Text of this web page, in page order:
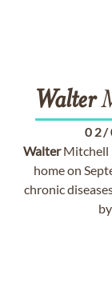
Walter
02/
WalterMitchell
home on
chronic